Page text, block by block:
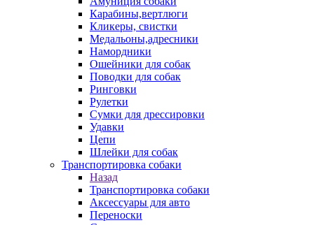
Карабины,вертлюги
Кликеры, свистки
Медальоны,адресники
Намордники
Ошейники для собак
Поводки для собак
Ринговки
Рулетки
Сумки для дрессировки
Удавки
Цепи
Шлейки для собак
Транспортировка собаки
Назад
Транспортировка собаки
Аксессуары для авто
Переноски